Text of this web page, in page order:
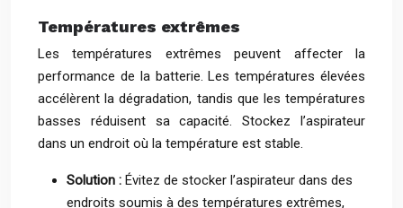
Températures extrêmes
Les températures extrêmes peuvent affecter la
performance de la batterie. Les températures élevées
accélèrent la dégradation, tandis que les températures
basses réduisent sa capacité. Stockez l’aspirateur
dans un endroit où la température est stable.
Solution : Évitez de stocker l’aspirateur dans des
endroits soumis à des températures extrêmes,